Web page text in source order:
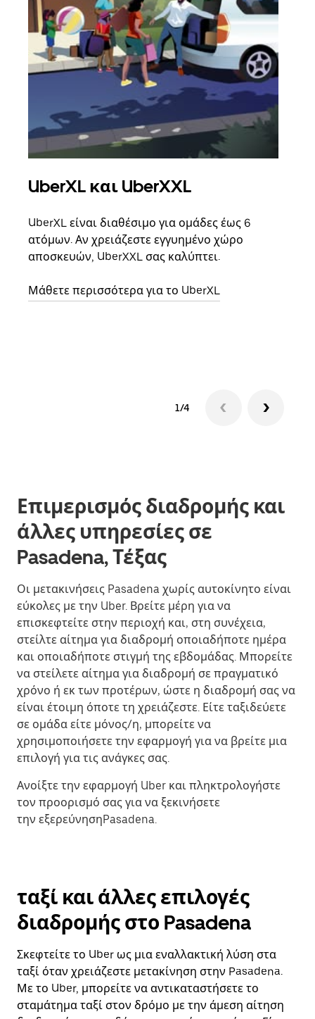
UberXL και UberXXL
UberXL είναι διαθέσιμο για ομάδες έως 6
ατόμων. Αν χρειάζεστε εγγυημένο χώρο
αποσκευών, UberXXL σας καλύπτει.
Μάθετε περισσότερα για το UberXL
1/4
Επιμερισμός διαδρομής και
άλλες υπηρεσίες σε
Pasadena, Τέξας
Οι μετακινήσεις Pasadena χωρίς αυτοκίνητο είναι
εύκολες με την Uber. Βρείτε μέρη για να
επισκεφτείτε στην περιοχή και, στη συνέχεια,
στείλτε αίτημα για διαδρομή οποιαδήποτε ημέρα
και οποιαδήποτε στιγμή της εβδομάδας. Μπορείτε
να στείλετε αίτημα για διαδρομή σε πραγματικό
χρόνο ή εκ των προτέρων, ώστε η διαδρομή σας να
είναι έτοιμη όποτε τη χρειάζεστε. Είτε ταξιδεύετε
σε ομάδα είτε μόνος/η, μπορείτε να
χρησιμοποιήσετε την εφαρμογή για να βρείτε μια
επιλογή για τις ανάγκες σας.
Ανοίξτε την εφαρμογή Uber και πληκτρολογήστε
τον προορισμό σας για να ξεκινήσετε
την εξερεύνησηPasadena.
ταξί και άλλες επιλογές
διαδρομής στο Pasadena
Σκεφτείτε το Uber ως μια εναλλακτική λύση στα
ταξί όταν χρειάζεστε μετακίνηση στην Pasadena.
Με το Uber, μπορείτε να αντικαταστήσετε το
σταμάτημα ταξί στον δρόμο με την άμεση αίτηση